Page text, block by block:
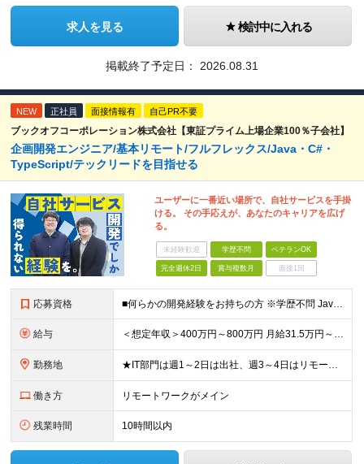
求人を見る 検討中に入れる
掲載終了予定日： 2026.08.31
NEW 正社員 面接情報有 自己PR不要
ブックオフコーポレーション株式会社【東証プライム上場企業100％子会社】
企画開発エンジニア/基本リモート/フルフレックス/Java・C#・
TypeScript/テックリードを目指せる
ユーザーに一番近い場所で、自社サービスを手掛
ける。 その手応えが、あなたのキャリアを広げ
る。
未経験歓迎 学歴不問 ベテランOK
完全週休2日 賞与複数月 面接1回
応募資格 ■何らかの開発経験をお持ちの方 ※学歴不問 Javaは経験ないがWebアプリケーション運用知識やDB知識が豊富など 何か一つでも強みがあれば活躍できる可能性があります！ 興味をお持ちいただけましたら
給与 ＜想定年収＞400万円～800万円 月給31.5万円～55万円＋賞与＋交通費全額支給＋各種手当 ※経験・能力などを考慮し相談の上、当社規定により決定します。 ※上記金額には16～21時間分のみなし残
勤務地 ★IT部門は週1～2日は出社、週3～4日はリモートワーク ★勤務地はご本人のご希望を最優先します ■飯田橋オフィス／東京都新宿区揚場町2-26 SKビル ■本社／神奈川県相模原市南区古淵2-14-
働き方 リモートワークがメイン
残業時間 10時間以内